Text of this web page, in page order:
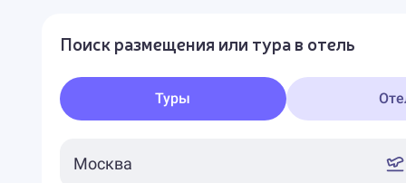
Поиск размещения или тура в отель
Туры